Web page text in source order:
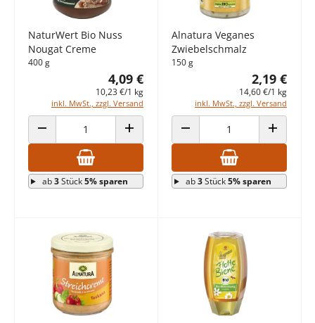
NaturWert Bio Nuss
Nougat Creme
400 g
4,09 €
10,23 €/1 kg
inkl. MwSt., zzgl. Versand
ANZAHL VERRINGERN ANZAHL ERHÖHEN
ab3Stück5% sparen
Alnatura Veganes
Zwiebelschmalz
150 g
2,19 €
14,60 €/1 kg
inkl. MwSt., zzgl. Versand
ANZAHL VERRINGERN ANZAHL
ab3Stück5% sparen